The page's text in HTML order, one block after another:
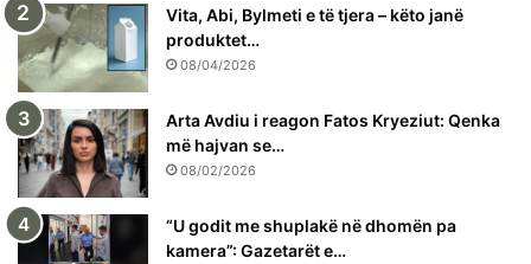
Vita, Abi, Bylmeti e të tjera – këto janë
produktet…
08/04/2026
Arta Avdiu i reagon Fatos Kryeziut: Qenka
më hajvan se…
08/02/2026
“U godit me shuplakë në dhomën pa
kamera”: Gazetarët e…